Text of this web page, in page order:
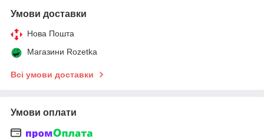
Умови доставки
Нова Пошта
Магазини Rozetka
Всі умови доставки
Умови оплати